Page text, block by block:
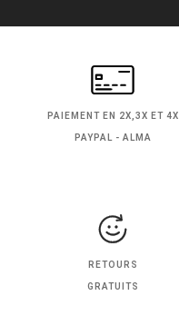
PAIEMENT EN 2X,3X ET 4X
PAYPAL - ALMA
RETOURS
GRATUITS